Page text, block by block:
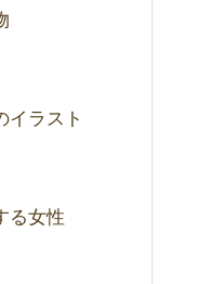
イラスト
る女性